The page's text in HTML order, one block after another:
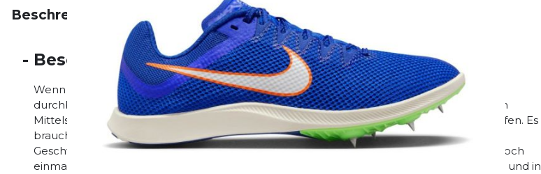
Beschreibung Bewertungen
- Beschreibung
Wenn du am Ende eines Rennens auf die gefürchtete Wand triffst, bist du bereit, sie zu
durchbrechen. Mit einem leichten, atmungsaktiven Obermaterial und einer gepolsterten
Mittelsohle ist er ein anpassbarer Spike für eine Vielzahl von Mittel- und Langstreckenläufen. Es
braucht Erkenntnisse aus dem bahnbrechenden Dragonfly-Spike, um Läufern Halt und
Geschwindigkeit zu bieten, damit sie einen guten Start haben oder auf der Zielgeraden noch
einmal alles geben können. Dämpfung für den Push Zusätzliche Dämpfung im Mittelfuß und in